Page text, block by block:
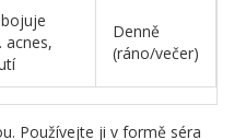
acnes,
Denně
(ráno/večer)
Používejte ji v formě séra